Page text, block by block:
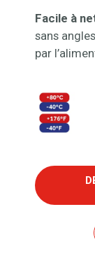
Facile à
sans
par